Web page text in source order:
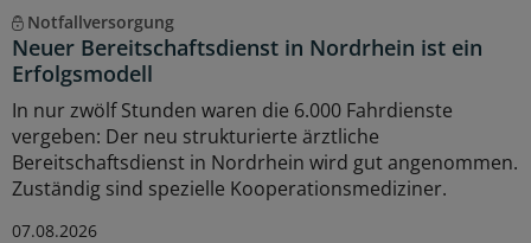
Notfallversorgung
Neuer Bereitschaftsdienst in Nordrhein ist ein
Erfolgsmodell
In nur zwölf Stunden waren die 6.000 Fahrdienste
vergeben: Der neu strukturierte ärztliche
Bereitschaftsdienst in Nordrhein wird gut angenommen.
Zuständig sind spezielle Kooperationsmediziner.
07.08.2026